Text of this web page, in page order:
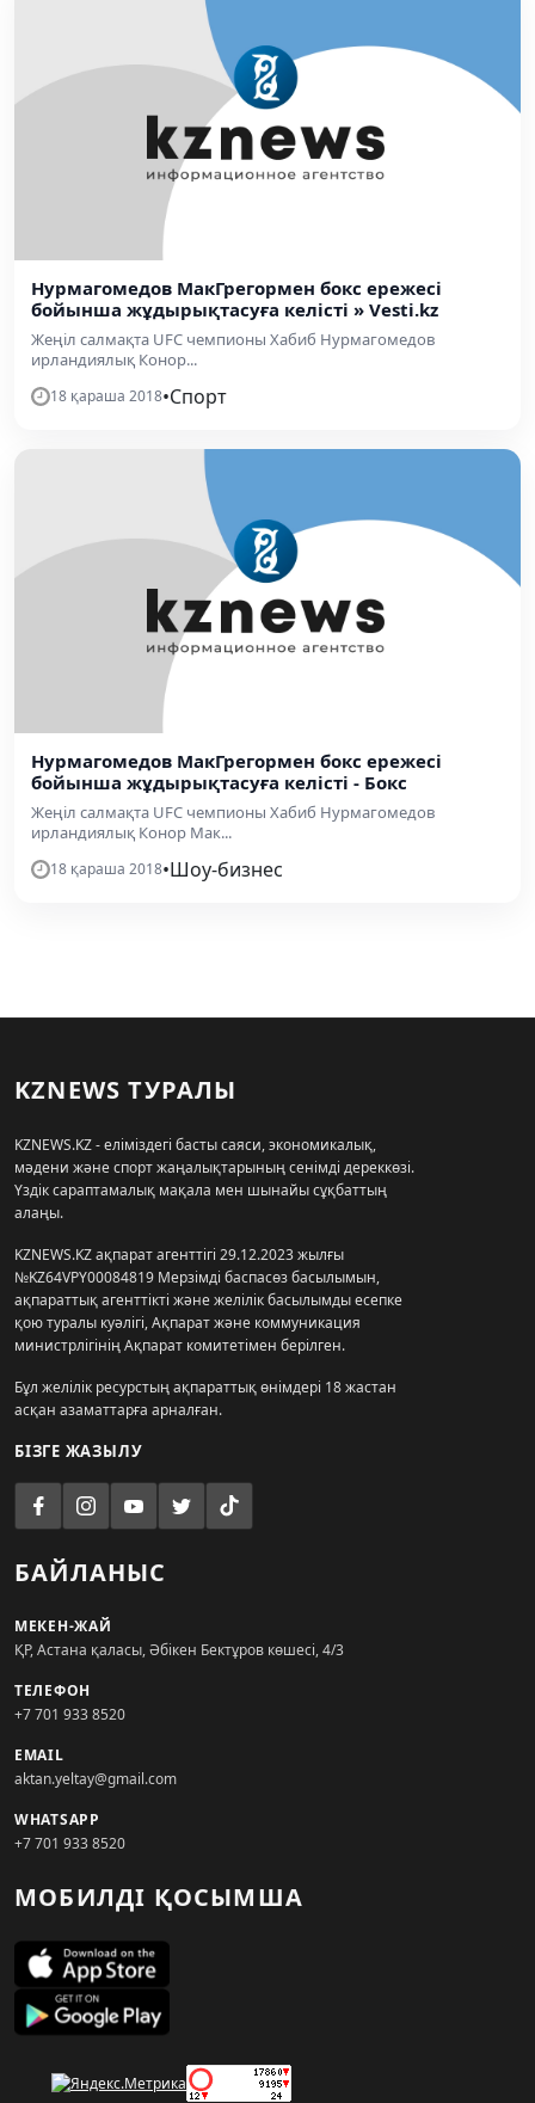
Нурмагомедов МакГрегормен бокс ережесі
бойынша жұдырықтасуға келісті » Vesti.kz
Жеңіл салмақта UFC чемпионы Хабиб Нурмагомедов
ирландиялық Конор...
18 қараша 2018•Спорт
Нурмагомедов МакГрегормен бокс ережесі
бойынша жұдырықтасуға келісті - Бокс
Жеңіл салмақта UFC чемпионы Хабиб Нурмагомедов
ирландиялық Конор Мак...
18 қараша 2018•Шоу-бизнес
KZNEWS ТУРАЛЫ
KZNEWS.KZ - еліміздегі басты саяси, экономикалық,
мәдени және спорт жаңалықтарының сенімді дереккөзі.
Үздік сараптамалық мақала мен шынайы сұқбаттың
алаңы.
KZNEWS.KZ ақпарат агенттігі 29.12.2023 жылғы
№KZ64VPY00084819 Мерзімді баспасөз басылымын,
ақпараттық агенттікті және желілік басылымды есепке
қою туралы куәлігі, Ақпарат және коммуникация
министрлігінің Ақпарат комитетімен берілген.
Бұл желілік ресурстың ақпараттық өнімдері 18 жастан
асқан азаматтарға арналған.
БІЗГЕ ЖАЗЫЛУ
БАЙЛАНЫС
МЕКЕН-ЖАЙ
ҚР, Астана қаласы, Әбікен Бектұров көшесі, 4/3
ТЕЛЕФОН
+7 701 933 8520
EMAIL
aktan.yeltay@gmail.com
WHATSAPP
+7 701 933 8520
МОБИЛДІ ҚОСЫМША